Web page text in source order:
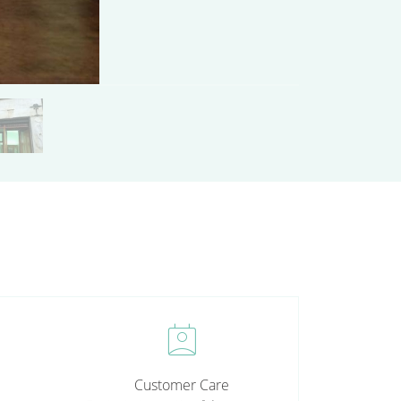
perm_contact_calendar
Customer Care